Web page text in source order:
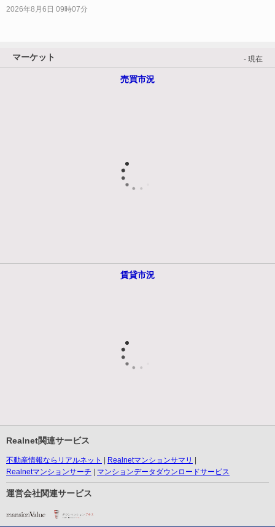
2026年8月6日 09時07分
マーケット - 現在
売買市況
賃貸市況
Realnet関連サービス
不動産情報ならリアルネット
Realnetマンションサマリ
Realnetマンションサーチ
マンションデータダウンロードサービス
運営会社関連サービス